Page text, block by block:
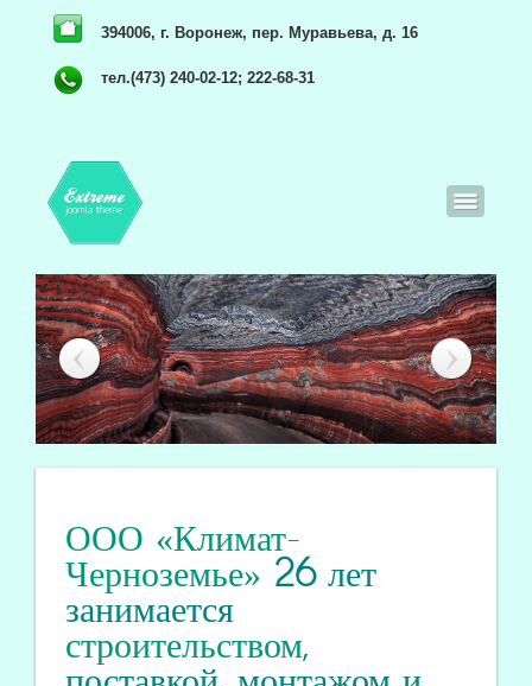
394006, г. Воронеж, пер. Муравьева, д. 16
тел.(473) 240-02-12; 222-68-31
ООО «Климат-
Черноземье» 26лет
занимается
строительством,